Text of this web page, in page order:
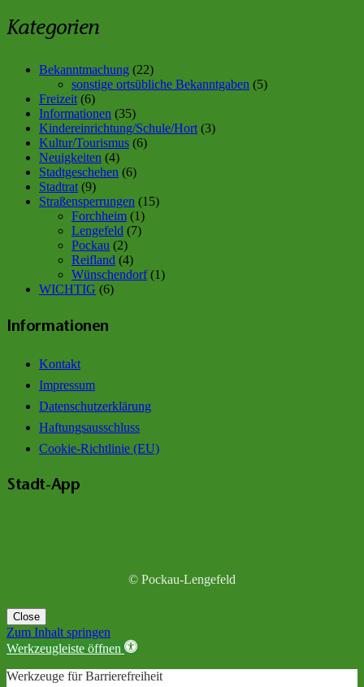
Kategorien
Bekanntmachung (22)
sonstige ortsübliche Bekanntgaben (5)
Freizeit (6)
Informationen (35)
Kindereinrichtung/Schule/Hort (3)
Kultur/Tourismus (6)
Neuigkeiten (4)
Stadtgeschehen (6)
Stadtrat (9)
Straßensperrungen (15)
Forchheim (1)
Lengefeld (7)
Pockau (2)
Reifland (4)
Wünschendorf(1)
WICHTIG (6)
Informationen
Kontakt
Impressum
Datenschutzerklärung
Haftungsausschluss
Cookie-Richtlinie (EU)
Stadt-App
© Pockau-Lengefeld
Close
Zum Inhalt springen
Werkzeugleiste öffnen
Werkzeuge für Barrierefreiheit